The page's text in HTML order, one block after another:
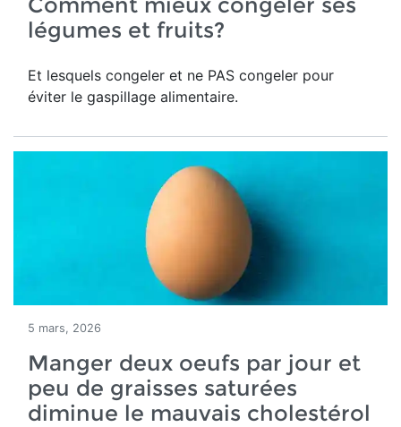
légumes et fruits?
Et lesquels congeler et ne PAS congeler pour
éviter le gaspillage alimentaire.
5 mars, 2026
Manger deux oeufs par jour et
peu de graisses saturées
diminue le mauvais cholestérol